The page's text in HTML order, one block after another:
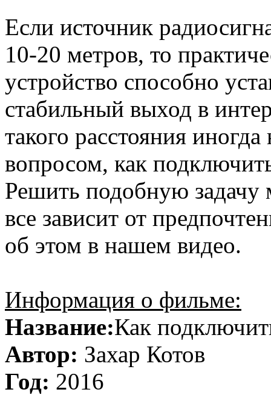
Если источник
10-20 метров, то
устройство способно
стабильный выход в
такого расстояния
вопросом, как
Решить подобную
все зависит от
об этом в нашем видео.
Информация о фильме:
Название:Как
Автор: Захар Котов
Год: 2016